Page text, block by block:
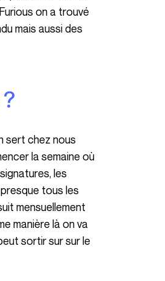
on a trouvé
mais aussi des
la semaine où
les
tous les
mensuellement
manière là on va
sortir sur sur le